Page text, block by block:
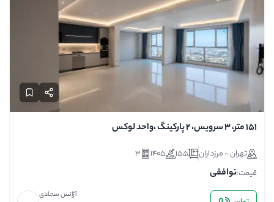
۱۵۱ متر، ۳ سرویس، ۲ پارکینگ ،واحد لوکس
تهران - مرزداران 155
1405
3
قیمت:توافقی
آژانس سجادی